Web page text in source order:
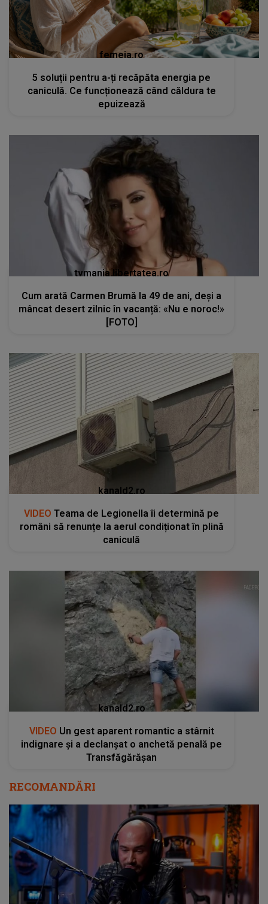
femeia.ro
5 soluții pentru a-ți recăpăta energia pe
caniculă. Ce funcționează când căldura te
epuizează
tvmania.libertatea.ro
Cum arată Carmen Brumă la 49 de ani, deși a
mâncat desert zilnic în vacanță: «Nu e noroc!»
[FOTO]
kanald2.ro
VIDEO Teama de Legionella îi determină pe
români să renunțe la aerul condiționat în plină
caniculă
kanald2.ro
VIDEO Un gest aparent romantic a stârnit
indignare și a declanșat o anchetă penală pe
Transfăgărășan
RECOMANDĂRI